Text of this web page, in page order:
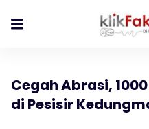
Cegah Abrasi,
di Pesisir